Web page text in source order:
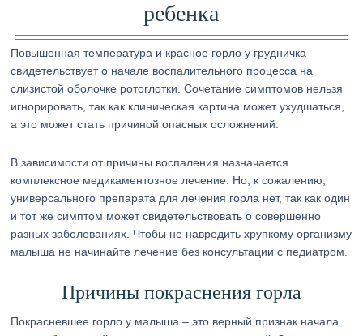
ребенка
Повышенная температура и красное горло у грудничка
свидетельствует о начале воспалительного процесса на
слизистой оболочке ротоглотки. Сочетание симптомов нельзя
игнорировать, так как клиническая картина может ухудшаться,
а это может стать причиной опасных осложнений.
В зависимости от причины воспаления назначается
комплексное медикаментозное лечение. Но, к сожалению,
универсального препарата для лечения горла нет, так как один
и тот же симптом может свидетельствовать о совершенно
разных заболеваниях. Чтобы не навредить хрупкому организму
малыша не начинайте лечение без консультации с педиатром.
Причины покраснения горла
Покрасневшее горло у малыша – это верный признак начала